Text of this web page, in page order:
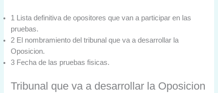
1 Lista definitiva de opositores que van a participar en las
pruebas.
2 El nombramiento del tribunal que va a desarrollar la
Oposicion.
3 Fecha de las pruebas fisicas.
Tribunal que va a desarrollar la Oposicion